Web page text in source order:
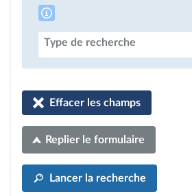
Type de recherche
Effacer les champs
Replier le formulaire
Lancer la recherche